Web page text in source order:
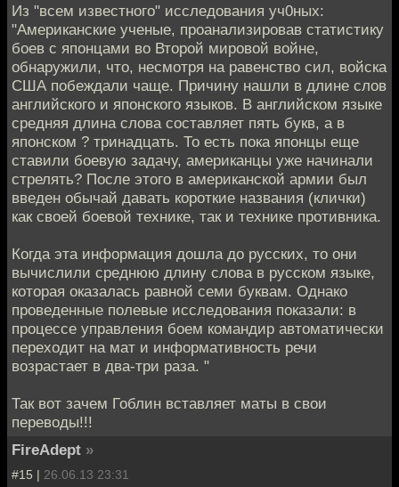
Из "всем известного" исследования уч0ных:
"Американские ученые, проанализировав статистику
боев с японцами во Второй мировой войне,
обнаружили, что, несмотря на равенство сил, войска
США побеждали чаще. Причину нашли в длине слов
английского и японского языков. В английском языке
средняя длина слова составляет пять букв, а в
японском ? тринадцать. То есть пока японцы еще
ставили боевую задачу, американцы уже начинали
стрелять? После этого в американской армии был
введен обычай давать короткие названия (клички)
как своей боевой технике, так и технике противника.
Когда эта информация дошла до русских, то они
вычислили среднюю длину слова в русском языке,
которая оказалась равной семи буквам. Однако
проведенные полевые исследования показали: в
процессе управления боем командир автоматически
переходит на мат и информативность речи
возрастает в два-три раза. "
Так вот зачем Гоблин вставляет маты в свои
переводы!!!
FireAdept »
#15 | 26.06.13 23:31